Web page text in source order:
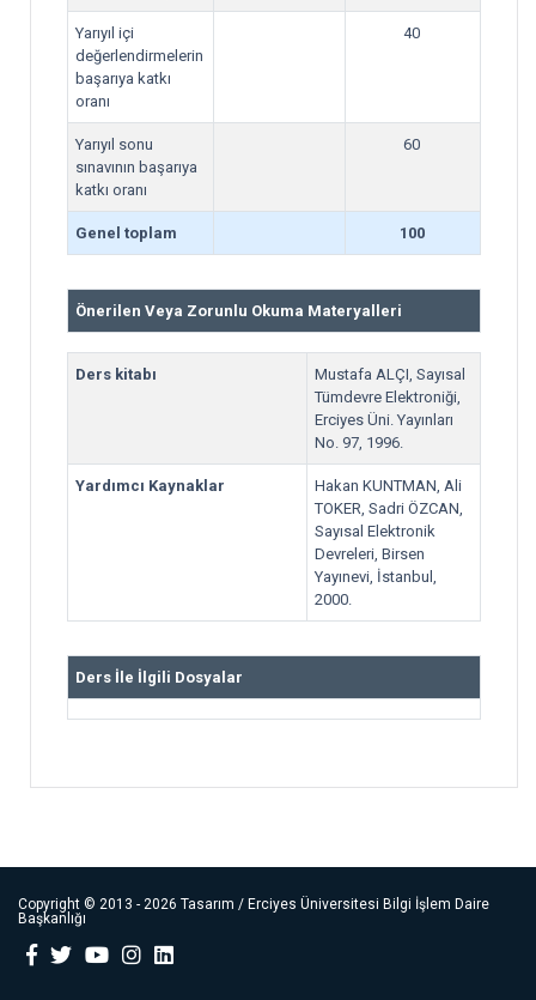
Yarıyıl içi
değerlendirmelerin
başarıya katkı
oranı
40
Yarıyıl sonu
sınavının başarıya
katkı oranı
60
Genel toplam 100
Önerilen Veya Zorunlu Okuma Materyalleri
Ders kitabı
Mustafa ALÇI, Sayısal
Tümdevre Elektroniği,
Erciyes Üni. Yayınları
No. 97, 1996.
Yardımcı Kaynaklar
Hakan KUNTMAN, Ali
TOKER, Sadri ÖZCAN,
Sayısal Elektronik
Devreleri, Birsen
Yayınevi, İstanbul,
2000.
Ders İle İlgili Dosyalar
Copyright © 2013 - 2026 Tasarım / Erciyes Üniversitesi Bilgi İşlem Daire
Başkanlığı